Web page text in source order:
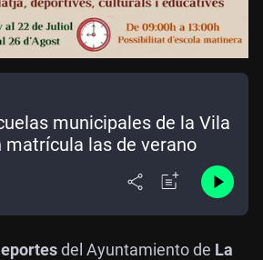
municipales de la Vila
matrícula las de verano
del Ayuntamiento de La